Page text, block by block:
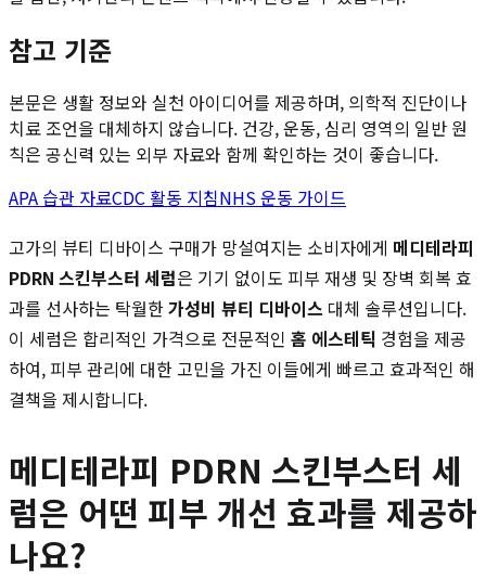
참고 기준
본문은 생활 정보와 실천 아이디어를 제공하며, 의학적 진단이나
치료 조언을 대체하지 않습니다. 건강, 운동, 심리 영역의 일반 원
칙은 공신력 있는 외부 자료와 함께 확인하는 것이 좋습니다.
APA 습관 자료CDC 활동 지침NHS 운동 가이드
고가의 뷰티 디바이스 구매가 망설여지는 소비자에게 메디테라피
PDRN 스킨부스터 세럼은 기기 없이도 피부 재생 및 장벽 회복 효
과를 선사하는 탁월한가성비 뷰티 디바이스 대체 솔루션입니다.
이 세럼은 합리적인 가격으로 전문적인 홈 에스테틱 경험을 제공
하여, 피부 관리에 대한 고민을 가진 이들에게 빠르고 효과적인 해
결책을 제시합니다.
메디테라피 PDRN 스킨부스터 세
럼은 어떤 피부 개선 효과를 제공하
나요?